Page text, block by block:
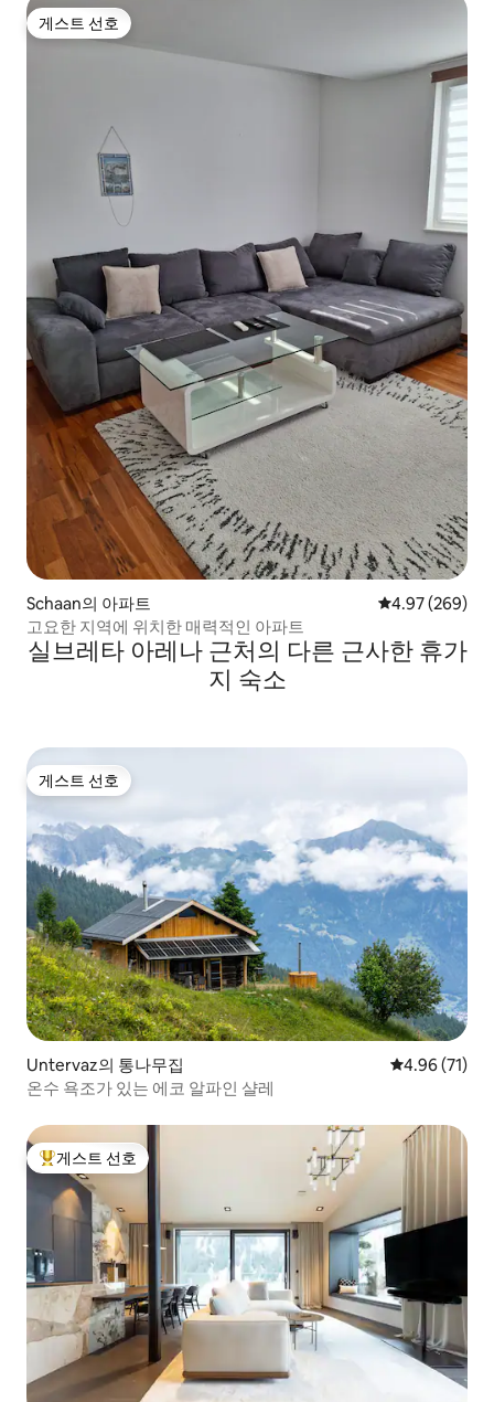
게스트 선호
게스트 선호
Schaan의 아파트 평점 4.97점(5
4.97 (269)
고요한 지역에 위치한 매력적인 아파트
실브레타 아레나 근처의 다른 근사한 휴가
지 숙소
게스트 선호
게스트 선호
Untervaz의 통나무집 평점 4.96점
4.96 (71)
온수 욕조가 있는 에코 알파인 샬레
상위 게스트 선호
게스트 선호